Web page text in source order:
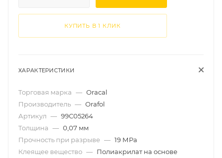
КУПИТЬ В 1 КЛИК
ХАРАКТЕРИСТИКИ
Торговая марка — Oracal
Производитель — Orafol
Артикул — 99C05264
Толщина — 0,07 мм
Прочность при разрыве — 19 МРа
Клеящее вещество — Полиакрилат на основе